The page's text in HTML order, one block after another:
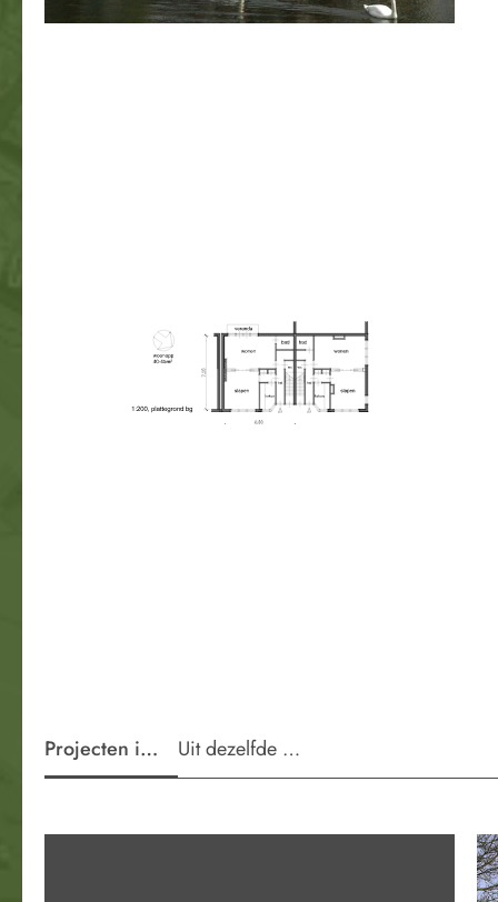
Projecten in de wijkUit dezelfde periode